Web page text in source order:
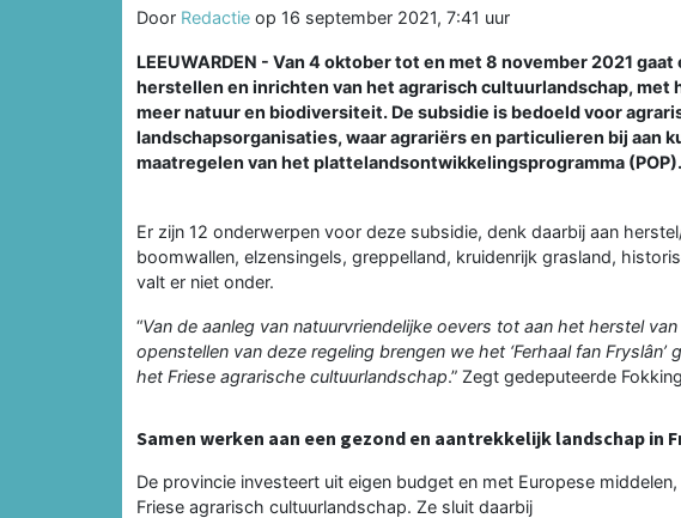
Door Redactie op 16 september 2021, 7:41 uur
LEEUWARDEN - Van 4 oktober tot en met 8 november 2021
herstellen en inrichten van het agrarisch cultuurlandschap, met
meer natuur en biodiversiteit. De subsidie is bedoeld voor
landschapsorganisaties, waar agrariërs en particulieren bij aan
maatregelen van het plattelandsontwikkelingsprogramma
Er zijn 12 onderwerpen voor deze subsidie, denk daarbij aan
boomwallen, elzensingels, greppelland, kruidenrijk grasland,
valt er niet onder.
“Van de aanleg van natuurvriendelijke oevers tot aan het herstel
openstellen van deze regeling brengen we het ‘Ferhaal fan
het Friese agrarische cultuurlandschap.” Zegt gedeputeerde
Samen werken aan een gezond en aantrekkelijk landschap in
De provincie investeert uit eigen budget en met Europese
Friese agrarisch cultuurlandschap. Ze sluit daarbij